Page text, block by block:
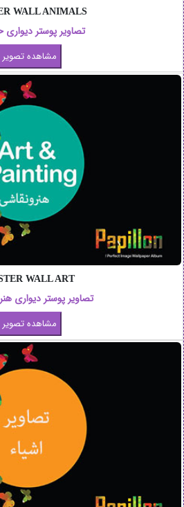
WALL ANIMALS
تصاویر پوستر دیواری
WALL ART
تصاویر پوستر دیواری